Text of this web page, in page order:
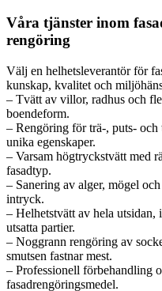
Våra tjänster inom
rengöring
Välj en helhetsleverantör för
kunskap, kvalitet och
– Tvätt av villor, radhus och
boendeform.
– Rengöring för trä-, puts- och
unika egenskaper.
– Varsam högtryckstvätt med
fasadtyp.
– Sanering av alger, mögel
intryck.
– Helhetstvätt av hela utsidan,
utsatta partier.
– Noggrann rengöring av
smutsen fastnar mest.
– Professionell förbehandling
fasadrengöringsmedel.